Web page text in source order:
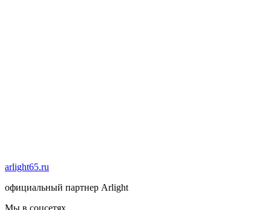
arlight65.ru
официальный партнер Arlight
Мы в соцсетях